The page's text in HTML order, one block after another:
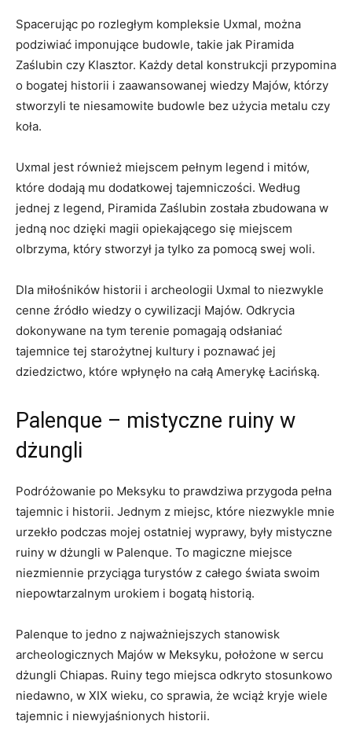
Spacerując po rozległym kompleksie Uxmal, można
podziwiać imponujące budowle, takie jak Piramida
Zaślubin czy Klasztor. Każdy detal konstrukcji ⁤przypomina
o bogatej historii i zaawansowanej wiedzy Majów, ​którzy
stworzyli te niesamowite budowle bez‍ użycia‍ metalu czy
koła.
Uxmal jest również miejscem pełnym ‍legend i mitów,⁣
które dodają mu dodatkowej tajemniczości. Według
jednej z legend, Piramida ​Zaślubin została zbudowana w
jedną noc dzięki magii opiekającego się⁤ miejscem
olbrzyma, który stworzył⁣ ja tylko za pomocą swej woli.
Dla ⁢miłośników historii​ i ⁣archeologii Uxmal to niezwykle
cenne źródło ‍wiedzy o cywilizacji Majów. Odkrycia
dokonywane na tym terenie pomagają odsłaniać
tajemnice tej starożytnej kultury i poznawać‍ jej
dziedzictwo, które wpłynęło na całą Amerykę Łacińską.
Palenque‍ – mistyczne ‍ruiny w
dżungli
Podróżowanie po Meksyku to prawdziwa przygoda pełna‍
tajemnic ‌i​ historii.‌ Jednym z miejsc, które niezwykle mnie
urzekło podczas mojej ostatniej wyprawy, były mistyczne
ruiny w dżungli w Palenque. To magiczne miejsce
niezmiennie przyciąga⁢ turystów⁤ z całego świata swoim
niepowtarzalnym urokiem​ i bogatą ⁢historią.
Palenque⁤ to jedno z najważniejszych stanowisk
archeologicznych Majów w Meksyku, położone w sercu
‍dżungli Chiapas. Ruiny tego miejsca odkryto stosunkowo
niedawno, ‌w ‍XIX wieku, co sprawia, że wciąż kryje wiele
tajemnic i niewyjaśnionych historii.